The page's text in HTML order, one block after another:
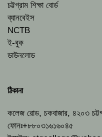
চট্টগ্রাম শিক্ষা বোর্ড
ব্যানবেইস
NCTB
ই-বুক
ডাউনলোড
ঠিকানা
কলেজ রোড, চকবাজার, ৪২০৩
ফোনঃ+৮৮০৩১৬১৬০৪৫